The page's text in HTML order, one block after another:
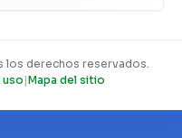
los derechos reservados.
|Mapa del sitio